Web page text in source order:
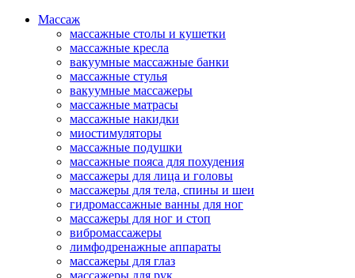
Массаж
массажные столы и кушетки
массажные кресла
вакуумные массажные банки
массажные стулья
вакуумные массажеры
массажные матрасы
массажные накидки
миостимуляторы
массажные подушки
массажные пояса для похудения
массажеры для лица и головы
массажеры для тела, спины и шеи
гидромассажные ванны для ног
массажеры для ног и стоп
вибромассажеры
лимфодренажные аппараты
массажеры для глаз
массажеры для рук